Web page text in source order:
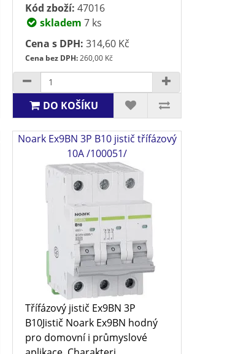
Kód zboží: 47016
skladem 7 ks
Cena s DPH: 314,60 Kč
Cena bez DPH:260,00 Kč
DO KOŠÍKU
Noark Ex9BN 3P B10 jistič třífázový
10A /100051/
Třífázový jistič Ex9BN 3P
B10Jistič Noark Ex9BN hodný
pro domovní i průmyslové